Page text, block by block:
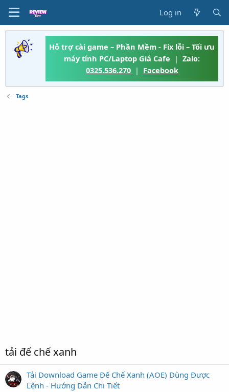
Log in
Hỗ trợ cài game – Phần Mềm - Fix lỗi – Tối ưu
máy tính PC/Laptop Giá Cafe | Zalo:
0325.536.270 | Facebook
Tags
tải đế chế xanh
Tải Download Game Đế Chế Xanh (AOE) Dùng Được
Lệnh - Hướng Dẫn Chi Tiết